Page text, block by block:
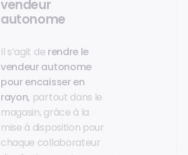
vendeur
autonome
Il s’agit de rendre le
vendeur autonome
pour encaisser en
rayon, partout dans le
magasin, grâce à la
mise à disposition pour
chaque collaborateur